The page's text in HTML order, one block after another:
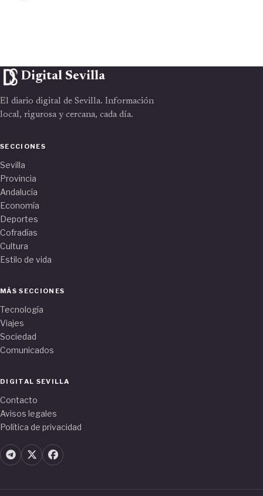
Digital Sevilla
El diario digital de Sevilla. Información
local, rigurosa y cercana, cada día.
SECCIONES
Sevilla
Provincia
Andalucía
Economía
Deportes
Cofradías
Cultura
Estilo de vida
MÁS SECCIONES
Tecnología
Viajes
Sociedad
Comunicados
DIGITAL SEVILLA
Contacto
Avisos legales
Política de privacidad